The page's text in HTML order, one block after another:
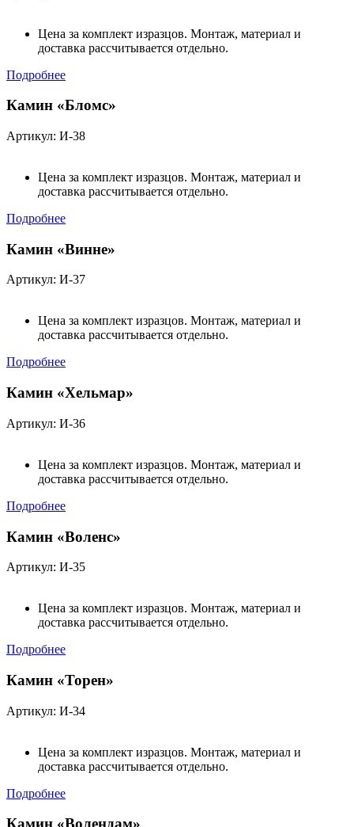
Цена за комплект изразцов. Монтаж, материал и
доставка рассчитывается отдельно.
Подробнее
Камин «Бломс»
Артикул: И-38
Цена за комплект изразцов. Монтаж, материал и
доставка рассчитывается отдельно.
Подробнее
Камин «Винне»
Артикул: И-37
Цена за комплект изразцов. Монтаж, материал и
доставка рассчитывается отдельно.
Подробнее
Камин «Хельмар»
Артикул: И-36
Цена за комплект изразцов. Монтаж, материал и
доставка рассчитывается отдельно.
Подробнее
Камин «Воленс»
Артикул: И-35
Цена за комплект изразцов. Монтаж, материал и
доставка рассчитывается отдельно.
Подробнее
Камин «Торен»
Артикул: И-34
Цена за комплект изразцов. Монтаж, материал и
доставка рассчитывается отдельно.
Подробнее